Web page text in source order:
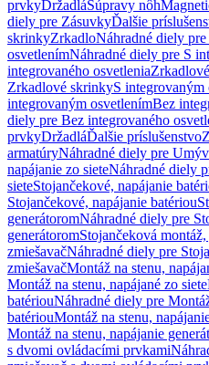
prvkyDržadláSúpravy nôh
diely pre ZásuvkyĎalšie
skrinkyZrkadloNáhradné diely
osvetlenímNáhradné diely pre S
integrovaného osvetlenia
Zrkadlové skrinkyS integrovaným
integrovaným osvetlenímBez
diely pre Bez integrovaného
prvkyDržadláĎalšie príslušenstvo
armatúryNáhradné diely pre
napájanie zo sieteNáhradné diely
sieteStojančekové, napájanie
Stojančekové, napájanie batériou
generátoromNáhradné diely pre
generátoromStojančeková
zmiešavačNáhradné diely pre
zmiešavačMontáž na stenu,
Montáž na stenu, napájané zo siete
batériouNáhradné diely pre
batériouMontáž na stenu,
Montáž na stenu, napájanie
s dvomi ovládacími prvkami